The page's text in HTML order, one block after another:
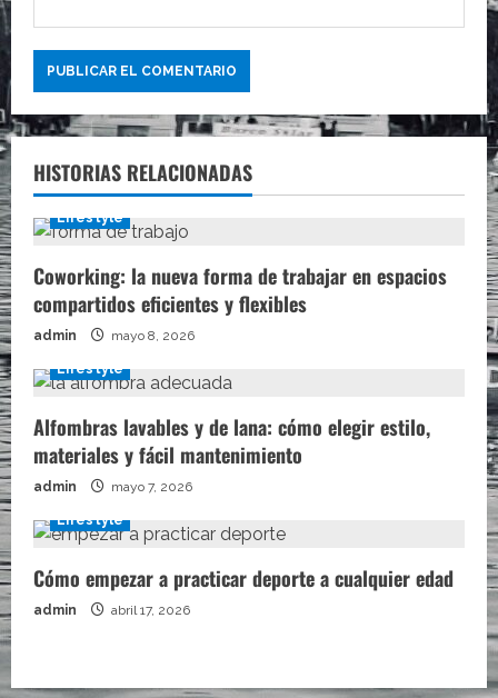
HISTORIAS RELACIONADAS
Lifestyle
Coworking: la nueva forma de trabajar en espacios
compartidos eficientes y flexibles
admin mayo 8, 2026
Lifestyle
Alfombras lavables y de lana: cómo elegir estilo,
materiales y fácil mantenimiento
admin mayo 7, 2026
Lifestyle
Cómo empezar a practicar deporte a cualquier edad
admin abril 17, 2026